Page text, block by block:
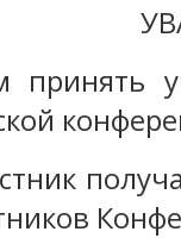
принять